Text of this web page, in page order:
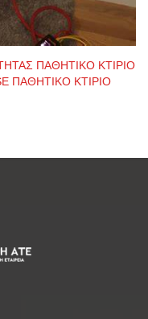
ΠΑΘΗΤΙΚΟ ΚΤΙΡΙΟ
ΠΑΘΗΤΙΚΟ ΚΤΙΡΙΟ